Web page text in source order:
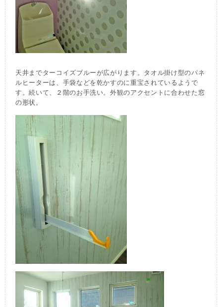
天井までターコイズブルーが広がります。タオル掛け型のパネ
ルヒーターは、手袋などを乾かすのに重宝されているようで
す。続いて、２階のお手洗い。外観のアクセントに合わせた窓
の形状。